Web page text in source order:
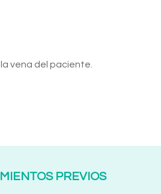
vena del paciente.
PREVIOS